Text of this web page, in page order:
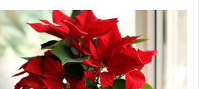
suša in močno deževje v preteklih
iz ljubljanskega botaničnega vrta.